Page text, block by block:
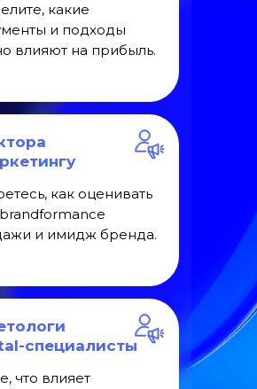
какие
и подходы
влияют на прибыль.
специалисты
что влияет
как оценивать
и имидж бренда.